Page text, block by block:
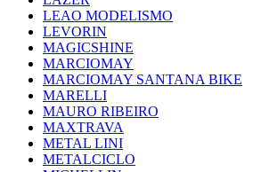
LEAO MODELISMO
LEVORIN
MAGICSHINE
MARCIOMAY
MARCIOMAY SANTANA BIKE
MARELLI
MAURO RIBEIRO
MAXTRAVA
METAL LINI
METALCICLO